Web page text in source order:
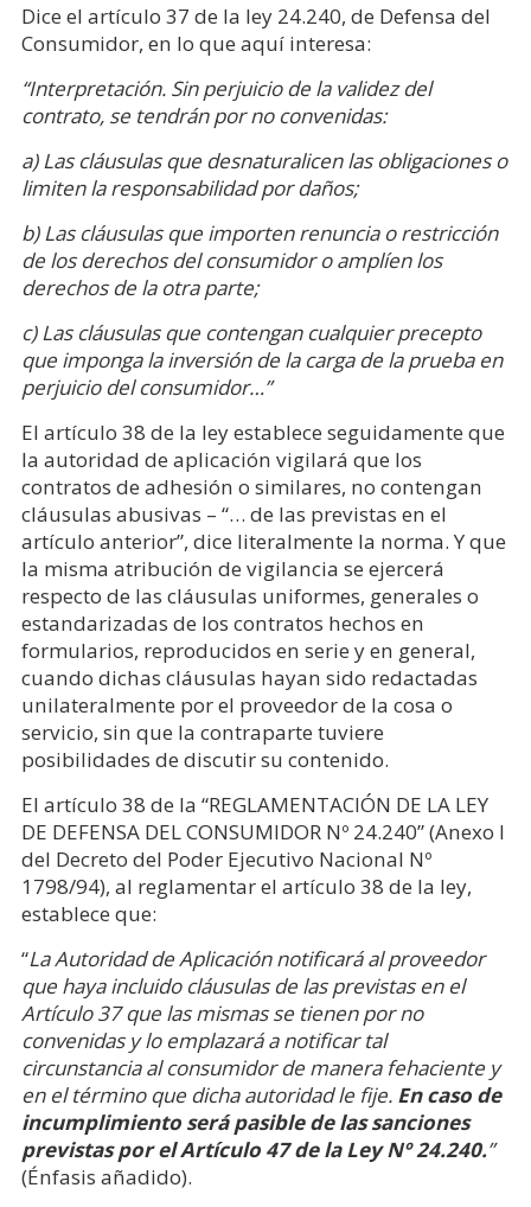
Dice el artículo 37 de la ley 24.240, de Defensa del
Consumidor, en lo que aquí interesa:
“Interpretación. Sin perjuicio de la validez del
contrato, se tendrán por no convenidas:
a) Las cláusulas que desnaturalicen las obligaciones o
limiten la responsabilidad por daños;
b) Las cláusulas que importen renuncia o restricción
de los derechos del consumidor o amplíen los
derechos de la otra parte;
c) Las cláusulas que contengan cualquier precepto
que imponga la inversión de la carga de la prueba en
perjuicio del consumidor…”
El artículo 38 de la ley establece seguidamente que
la autoridad de aplicación vigilará que los
contratos de adhesión o similares, no contengan
cláusulas abusivas – “… de las previstas en el
artículo anterior”, dice literalmente la norma. Y que
la misma atribución de vigilancia se ejercerá
respecto de las cláusulas uniformes, generales o
estandarizadas de los contratos hechos en
formularios, reproducidos en serie y en general,
cuando dichas cláusulas hayan sido redactadas
unilateralmente por el proveedor de la cosa o
servicio, sin que la contraparte tuviere
posibilidades de discutir su contenido.
El artículo 38 de la “REGLAMENTACIÓN DE LA LEY
DE DEFENSA DEL CONSUMIDOR Nº 24.240” (Anexo I
del Decreto del Poder Ejecutivo Nacional Nº
1798/94), al reglamentar el artículo 38 de la ley,
establece que:
“La Autoridad de Aplicación notificará al proveedor
que haya incluido cláusulas de las previstas en el
Artículo 37 que las mismas se tienen por no
convenidas y lo emplazará a notificar tal
circunstancia al consumidor de manera fehaciente y
en el término que dicha autoridad le fije. En caso de
incumplimiento será pasible de las sanciones
previstas por el Artículo 47 de la Ley Nº 24.240.”
(Énfasis añadido).